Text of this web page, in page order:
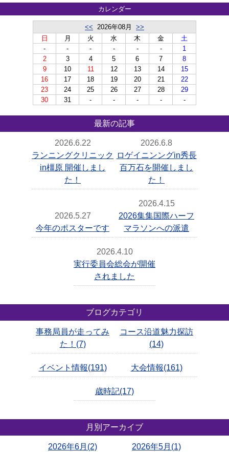
カレンダー
<< 2026年08月 >>
日
月 火 水 木 金
土
-
- - - - -
1
2
3 4 5 6 7
8
9
10 11 12 13 14
15
16
17 18 19 20 21
22
23
24 25 26 27 28
29
30
31 - - - - -
最新の記事
2026.6.22
ランニングクリニック
in橿原 開催しまし
た！
2026.6.8
ロゲイニンングin秀長
百万石を開催しまし
た！
2026.5.27
今年のポスターです
2026.4.15
2026集集国際ハーフ
マラソンへの派遣
2026.4.10
実行委員会総会が開催
されました
ブログカテゴリ
事務局員が走ってみ
た！(7)
コース沿道魅力探訪
(14)
イベント情報(191) 大会情報(161)
歳時記(17)
月別アーカイブ
2026年6月(2) 2026年5月(1)